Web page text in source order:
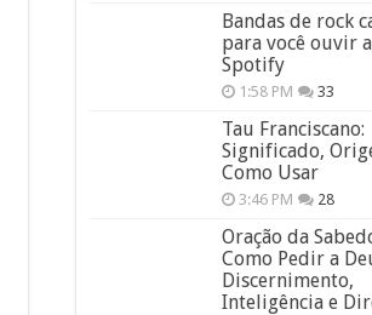
Bandas de rock
para você ouvir
Spotify
1:58 PM 33
Tau Franciscano:
Significado,
Como Usar
3:46 PM 28
Oração da
Como Pedir a
Discernimento,
Inteligência e